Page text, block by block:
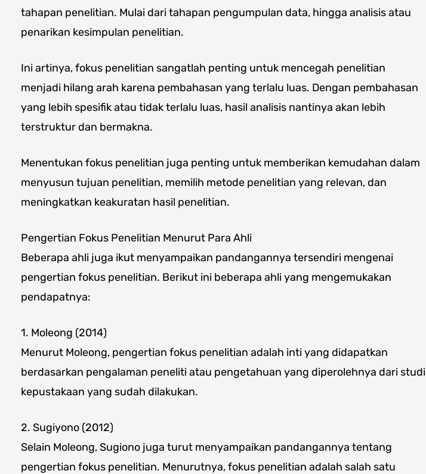
tahapan penelitian. Mulai dari tahapan pengumpulan data, hingga analisis atau
penarikan kesimpulan penelitian.
Ini artinya, fokus penelitian sangatlah penting untuk mencegah penelitian
menjadi hilang arah karena pembahasan yang terlalu luas. Dengan pembahasan
yang lebih spesifik atau tidak terlalu luas, hasil analisis nantinya akan lebih
terstruktur dan bermakna.
Menentukan fokus penelitian juga penting untuk memberikan kemudahan dalam
menyusun tujuan penelitian, memilih metode penelitian yang relevan, dan
meningkatkan keakuratan hasil penelitian.
Pengertian Fokus Penelitian Menurut Para Ahli
Beberapa ahli juga ikut menyampaikan pandangannya tersendiri mengenai
pengertian fokus penelitian. Berikut ini beberapa ahli yang mengemukakan
pendapatnya:
1. Moleong (2014)
Menurut Moleong, pengertian fokus penelitian adalah inti yang didapatkan
berdasarkan pengalaman peneliti atau pengetahuan yang diperolehnya dari studi
kepustakaan yang sudah dilakukan.
2. Sugiyono (2012)
Selain Moleong, Sugiono juga turut menyampaikan pandangannya tentang
pengertian fokus penelitian. Menurutnya, fokus penelitian adalah salah satu